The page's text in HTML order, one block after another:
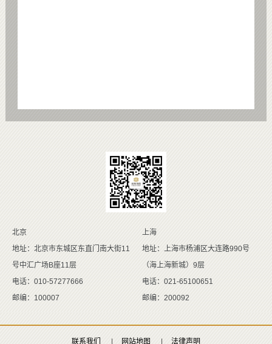
北京
地址：北京市东城区东直门南大街11
号中汇广场B座11层
电话：010-57277666
邮编：100007
上海
地址：上海市杨浦区大连路990号
（海上海新城）9层
电话：021-65100651
邮编：200092
联系我们 | 网站地图 | 法律声明